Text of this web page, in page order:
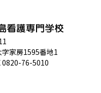
家房1595番地1
0820-76-5010